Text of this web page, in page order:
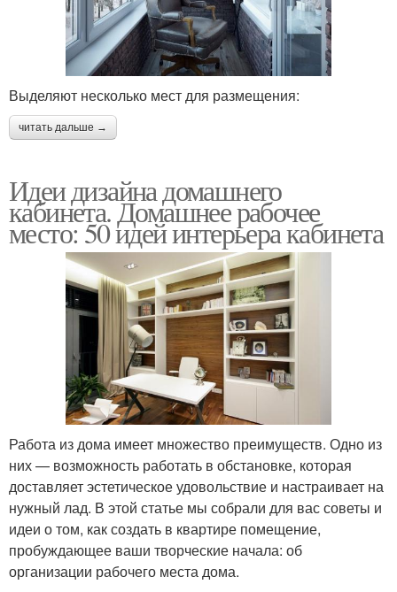
Выделяют несколько мест для размещения:
читать дальше →
Идеи дизайна домашнего
кабинета. Домашнее рабочее
место: 50 идей интерьера кабинета
Работа из дома имеет множество преимуществ. Одно из
них — возможность работать в обстановке, которая
доставляет эстетическое удовольствие и настраивает на
нужный лад. В этой статье мы собрали для вас советы и
идеи о том, как создать в квартире помещение,
пробуждающее ваши творческие начала: об
организации рабочего места дома.